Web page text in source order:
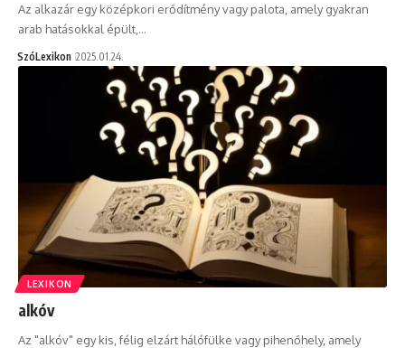
Az alkazár egy középkori erődítmény vagy palota, amely gyakran
arab hatásokkal épült,…
SzóLexikon 2025.01.24.
LEXIKON
alkóv
Az "alkóv" egy kis, félig elzárt hálófülke vagy pihenőhely, amely